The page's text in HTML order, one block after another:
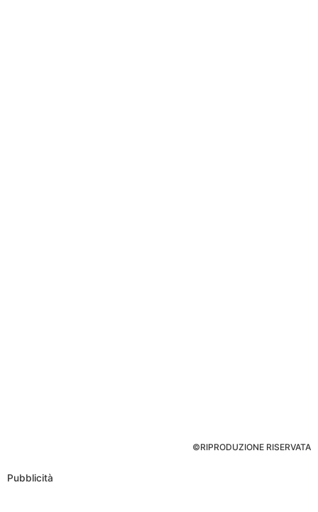
©RIPRODUZIONE RISERVATA
Pubblicità